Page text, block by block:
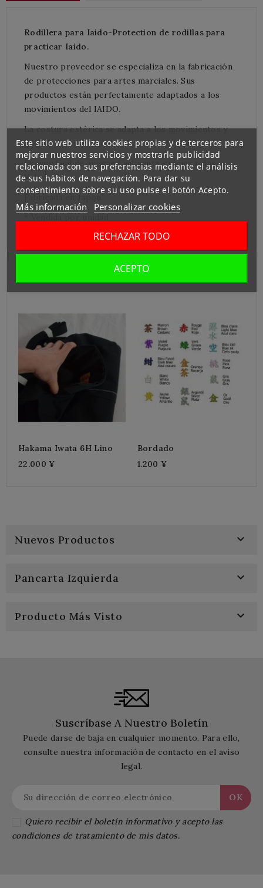
Rodillera para Iaido-Protection de rodillas para
practicar Iaido.
Nuestro proveedor se especializa en la fabricación
de protecciones para artes marciales. Sus
productos están perfectamente adaptados a los
movimientos del IAIDO.
La costura estérica se adapta a los movimientos y
golpes durante su entrenamiento de IAIDO.
Es muy fácil de ajustar fácilmente gracias a dos
Velcro.
Clientes Que Compraron Este Producto:
Hakama Iwata 6H Lino
22.000 ¥
Bordado
1.200 ¥
Nuevos Productos 
Pancarta Izquierda 
Producto Más Visto 
Suscríbase A Nuestro Boletín
Puede darse de baja en cualquier momento. Para ello,
consulte nuestra información de contacto en el aviso
legal.
Quiero recibir el boletín informativo y acepto las
condiciones de tratamiento de mis datos.
Este sitio web utiliza cookies propias y de terceros para
mejorar nuestros servicios y mostrarle publicidad
relacionada con sus preferencias mediante el análisis
de sus hábitos de navegación. Para dar su
consentimiento sobre su uso pulse el botón Acepto.
Más información Personalizar cookies
RECHAZAR TODO
ACEPTO